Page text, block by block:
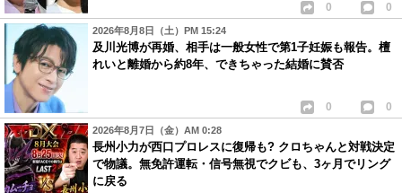
0 0
2026年8月8日（土）PM 15:24
及川光博が再婚、相手は一般女性で第1子妊娠も報告。檀
れいと離婚から約8年、できちゃった結婚に賛否
0 0
2026年8月7日（金）AM 0:28
長州小力が西口プロレスに復帰も? クロちゃんと対戦決定
で物議。無免許運転・信号無視でクビも、3ヶ月でリング
に戻る